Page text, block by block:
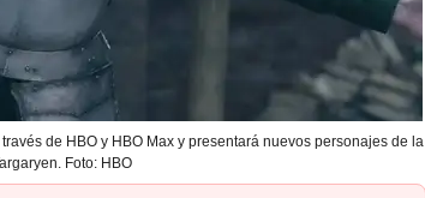
de HBO y HBO Max y presentará nuevos personajes de la
Foto: HBO